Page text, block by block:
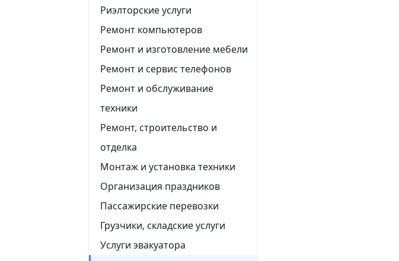
Риэлторские услуги
Ремонт компьютеров
Ремонт и изготовление мебели
Ремонт и сервис телефонов
Ремонт и обслуживание
техники
Ремонт, строительство и
отделка
Монтаж и установка техники
Организация праздников
Пассажирские перевозки
Грузчики, складские услуги
Услуги эвакуатора